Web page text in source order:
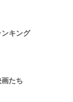
キング
たち